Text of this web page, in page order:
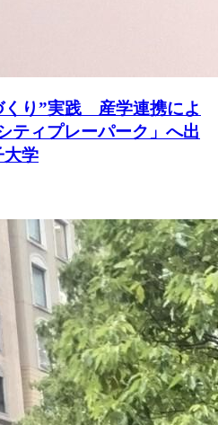
くり”実践 産学連携によ
ティプレーパーク」へ出
学